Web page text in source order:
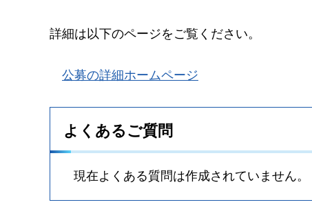
詳細は以下のページをご覧ください。
公募の詳細ホームページ
よくあるご質問
現在よくある質問は作成されていません。